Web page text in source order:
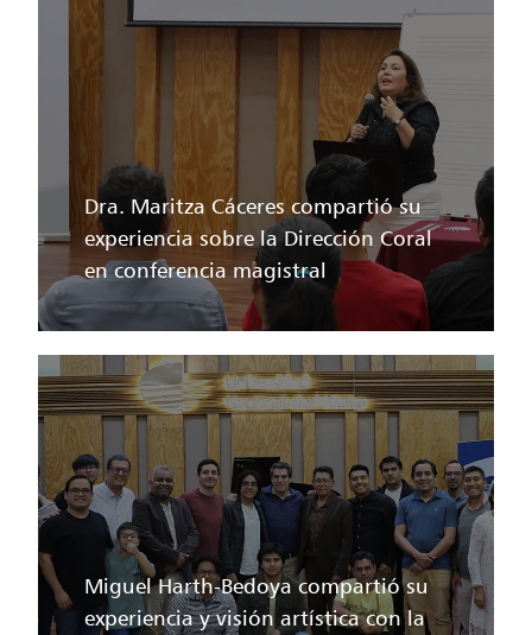
Dra. Maritza Cáceres compartió su
experiencia sobre la Dirección Coral
en conferencia magistral
Miguel Harth-Bedoya compartió su
experiencia y visión artística con la